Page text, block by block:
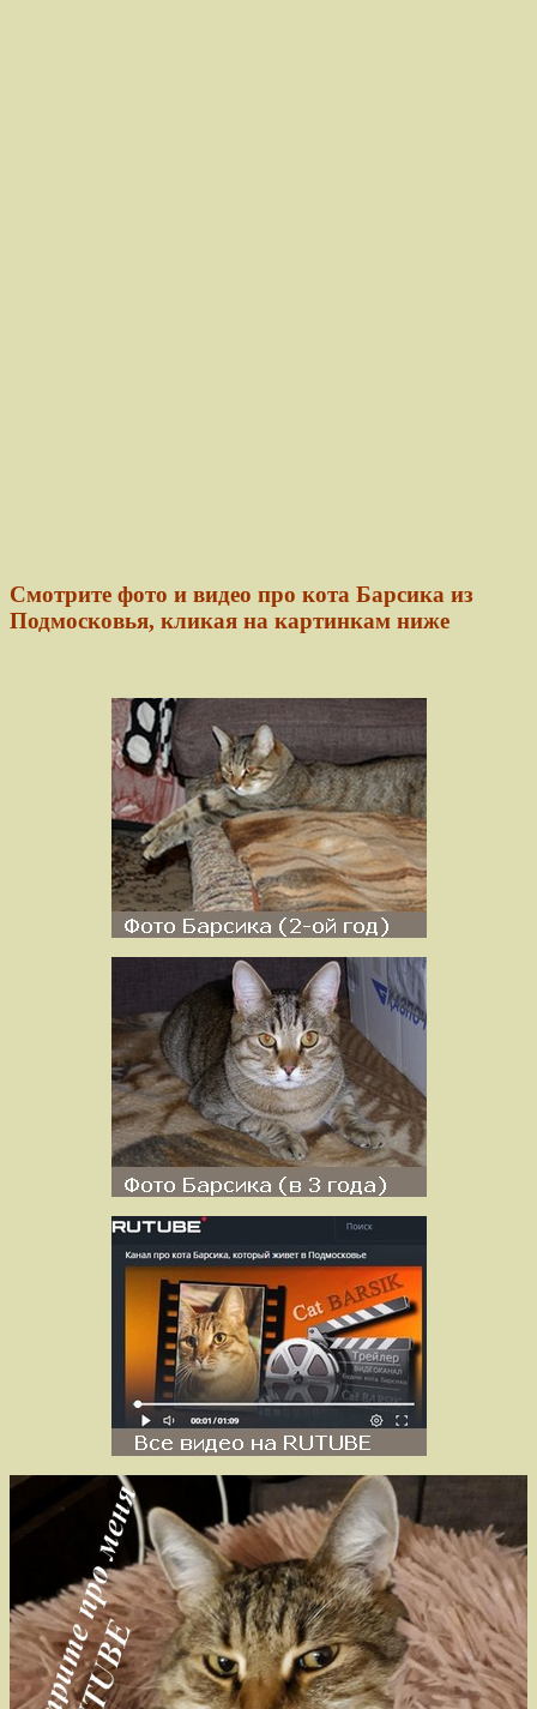
Смотрите фото и видео про кота Барсика из
Подмосковья, кликая на картинкам ниже